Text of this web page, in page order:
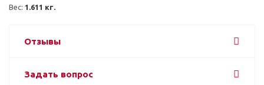
Вес: 1.611 кг.
Отзывы
Задать вопрос